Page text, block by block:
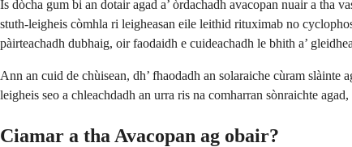
Is dòcha gum bi an dotair agad a’ òrdachadh avacopan nuair a tha
stuth-leigheis còmhla ri leigheasan eile leithid rituximab no
pàirteachadh dubhaig, oir faodaidh e cuideachadh le bhith a’
Ann an cuid de chùisean, dh’ fhaodadh an solaraiche cùram slàinte
leigheis seo a chleachdadh an urra ris na comharran sònraichte
Ciamar a tha Avacopan ag obair?